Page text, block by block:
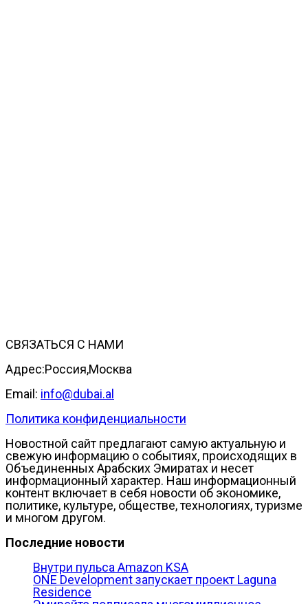
СВЯЗАТЬСЯ С НАМИ
Адрес:Россия,Москва
Email: info@dubai.al
Политика конфиденциальности
Новостной сайт предлагают самую актуальную и
свежую информацию о событиях, происходящих в
Объединенных Арабских Эмиратах и несет
информационный характер. Наш информационный
контент включает в себя новости об экономике,
политике, культуре, обществе, технологиях, туризме
и многом другом.
Последние новости
Внутри пульса Amazon KSA
ONE Development запускает проект Laguna
Residence